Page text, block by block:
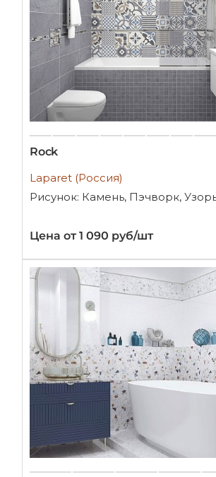
Rock
Laparet (Россия)
Рисунок: Камень, Пэчворк,
Цена от 1 090 руб/шт